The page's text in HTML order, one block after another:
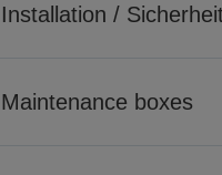
Installation /
Maintenance boxes